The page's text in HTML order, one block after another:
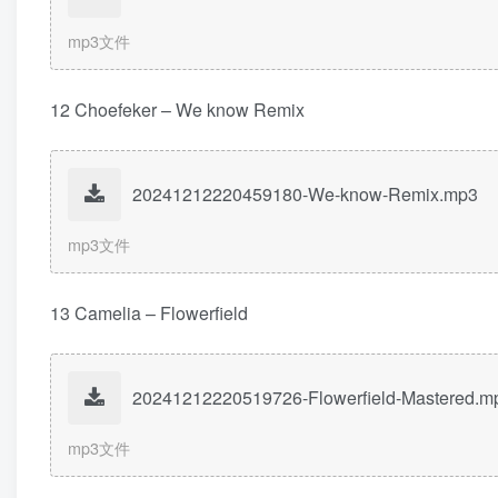
mp3文件
12 Choefeker – We know Remix
20241212220459180-We-know-Remix.mp3
mp3文件
13 Camelia – Flowerfield
20241212220519726-Flowerfield-
mp3文件